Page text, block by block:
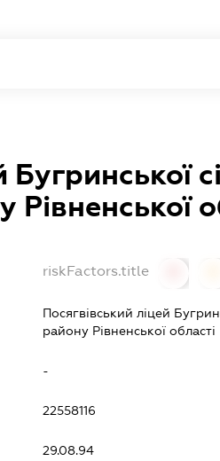
Бугринської
Рівненської
riskFactors.title
Посягвівський ліцей
району Рівненської області
-
22558116
29.08.94